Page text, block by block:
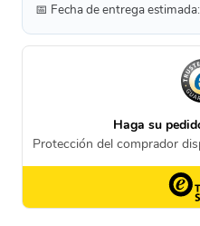
📅 Fecha de entrega estimada: